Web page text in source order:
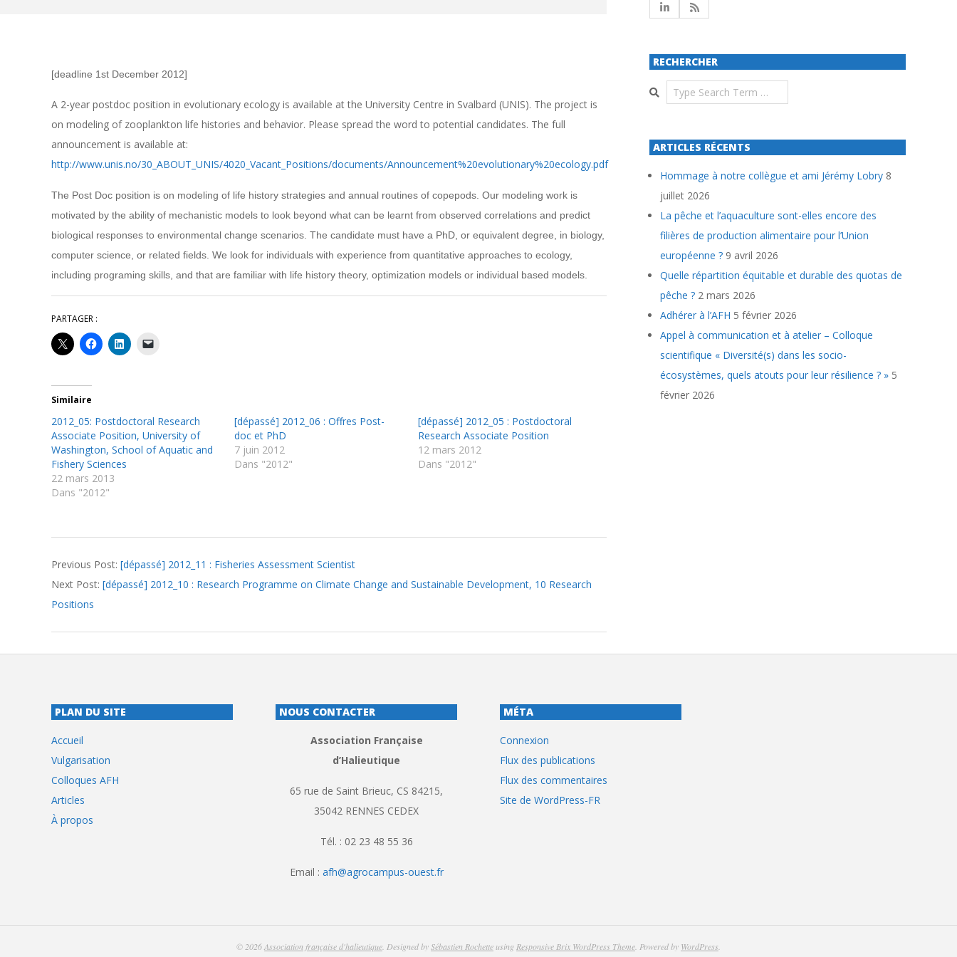
[deadline 1st December 2012]
A 2-year postdoc position in evolutionary ecology is available at the University Centre in Svalbard (UNIS). The project is
on modeling of zooplankton life histories and behavior. Please spread the word to potential candidates. The full
announcement is available at:
http://www.unis.no/30_ABOUT_UNIS/4020_Vacant_Positions/documents/Announcement%20evolutionary%20ecology.pdf
The Post Doc position is on modeling of life history strategies and annual routines of copepods. Our modeling work is
motivated by the ability of mechanistic models to look beyond what can be learnt from observed correlations and predict
biological responses to environmental change scenarios. The candidate must have a PhD, or equivalent degree, in biology,
computer science, or related fields. We look for individuals with experience from quantitative approaches to ecology,
including programing skills, and that are familiar with life history theory, optimization models or individual based models.
PARTAGER :
Similaire
2012_05: Postdoctoral Research
Associate Position, University of
Washington, School of Aquatic and
Fishery Sciences
22 mars 2013
Dans "2012"
[dépassé] 2012_06 : Offres Post-
doc et PhD
7 juin 2012
Dans "2012"
[dépassé] 2012_05 : Postdoctoral
Research Associate Position
12 mars 2012
Dans "2012"
10-
25
Previous Post: [dépassé] 2012_11 : Fisheries Assessment Scientist
Next Post: [dépassé] 2012_10 : Research Programme on Climate Change and Sustainable Development, 10 Research
Positions
RECHERCHER
Search
ARTICLES RÉCENTS
Hommage à notre collègue et ami Jérémy Lobry 8
juillet 2026
La pêche et l’aquaculture sont-elles encore des
filières de production alimentaire pour l’Union
européenne ? 9 avril 2026
Quelle répartition équitable et durable des quotas de
pêche ? 2 mars 2026
Adhérer à l’AFH 5 février 2026
Appel à communication et à atelier – Colloque
scientifique « Diversité(s) dans les socio-
écosystèmes, quels atouts pour leur résilience ? » 5
février 2026
PLAN DU SITE
Accueil
Vulgarisation
Colloques AFH
Articles
À propos
NOUS CONTACTER
Association Française
d’Halieutique
65 rue de Saint Brieuc, CS 84215,
35042 RENNES CEDEX
Tél. : 02 23 48 55 36
Email : afh@agrocampus-ouest.fr
MÉTA
Connexion
Flux des publications
Flux des commentaires
Site de WordPress-FR
© 2026Association française d'halieutique. Designed bySébastien Rochetteusing Responsive Brix WordPress Theme. Powered by WordPress.